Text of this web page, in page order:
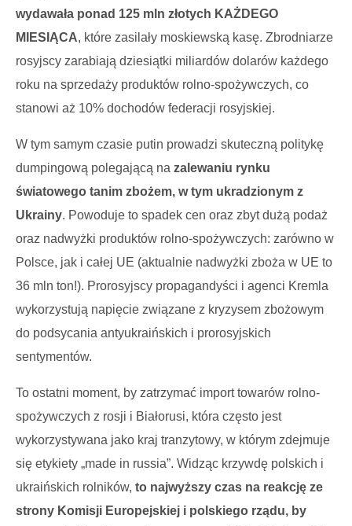
wydawała ponad 125 mln złotych KAŻDEGO
MIESIĄCA, które zasilały moskiewską kasę. Zbrodniarze
rosyjscy zarabiają dziesiątki miliardów dolarów każdego
roku na sprzedaży produktów rolno-spożywczych, co
stanowi aż 10% dochodów federacji rosyjskiej.
W tym samym czasie putin prowadzi skuteczną politykę
dumpingową polegającą na zalewaniu rynku
światowego tanim zbożem, w tym ukradzionym z
Ukrainy. Powoduje to spadek cen oraz zbyt dużą podaż
oraz nadwyżki produktów rolno-spożywczych: zarówno w
Polsce, jak i całej UE (aktualnie nadwyżki zboża w UE to
36 mln ton!). Prorosyjscy propagandyści i agenci Kremla
wykorzystują napięcie związane z kryzysem zbożowym
do podsycania antyukraińskich i prorosyjskich
sentymentów.
To ostatni moment, by zatrzymać import towarów rolno-
spożywczych z rosji i Białorusi, która często jest
wykorzystywana jako kraj tranzytowy, w którym zdejmuje
się etykiety „made in russia”. Widząc krzywdę polskich i
ukraińskich rolników, to najwyższy czas na reakcję ze
strony Komisji Europejskiej i polskiego rządu, by